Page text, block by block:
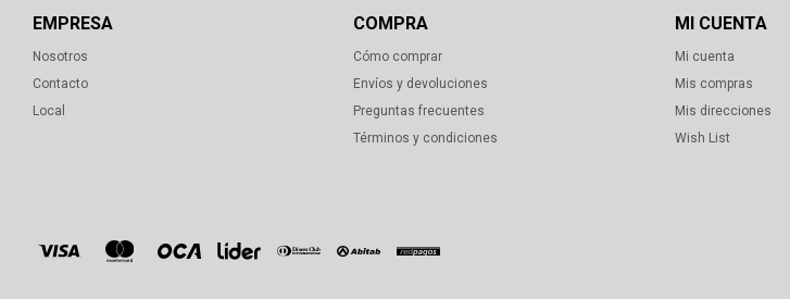
EMPRESA
Nosotros
Contacto
Local
COMPRA
Cómo comprar
Envíos y devoluciones
Preguntas frecuentes
Términos y condiciones
MI CUENTA
Mi cuenta
Mis compras
Mis direcciones
Wish List